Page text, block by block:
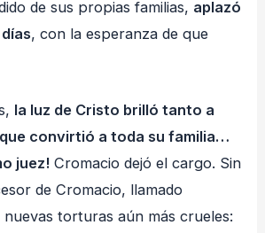
de sus propias familias, aplazó
, con la esperanza de que
la luz de Cristo brilló tanto a
convirtió a toda su familia…
juez! Cromacio dejó el cargo. Sin
de Cromacio, llamado
torturas aún más crueles: